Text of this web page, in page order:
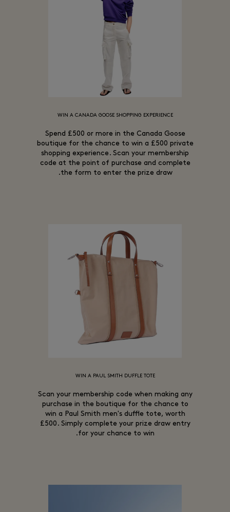
WIN A CANADA GOOSE SHOPPING EXPERIENCE
Spend £500 or more in the Canada Goose
boutique for the chance to win a £500 private
shopping experience. Scan your membership
code at the point of purchase and complete
the form to enter the prize draw.
WIN A PAUL SMITH DUFFLE TOTE
Scan your membership code when making any
purchase in the boutique for the chance to
win a Paul Smith men's duffle tote, worth
£500. Simply complete your prize draw entry
for your chance to win.